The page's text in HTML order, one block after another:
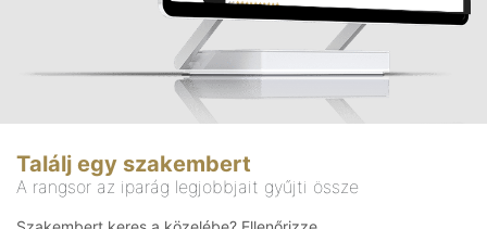
Találj egy szakembert
A rangsor az iparág legjobbjait gyűjti össze